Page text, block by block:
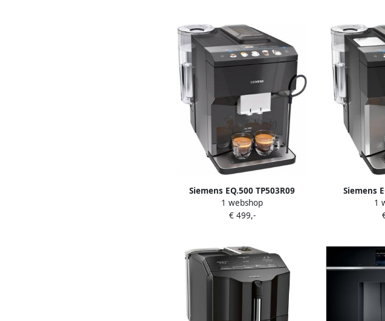
Siemens EQ.500 TP503R09
Volautomatische
espressomachine Zwart
1 webshop
€ 499,-
Siemens
1